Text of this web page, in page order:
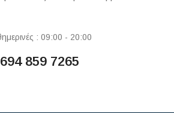
: 09:00 - 20:00
694 859 7265